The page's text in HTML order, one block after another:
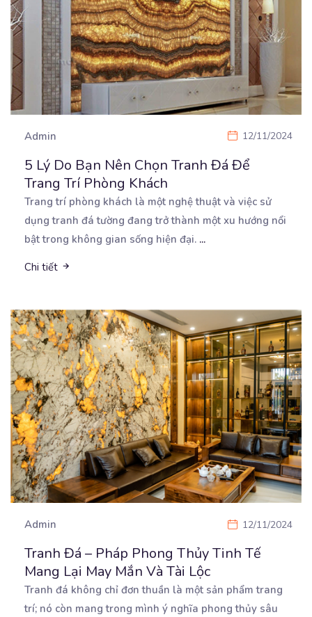
Admin 12/11/2024
5 Lý Do Bạn Nên Chọn Tranh Đá Để
Trang Trí Phòng Khách
Trang trí phòng khách là một nghệ thuật và việc sử
dụng tranh đá tường đang trở thành một xu hướng nổi
bật trong không gian sống hiện đại. ...
Chi tiết
Admin 12/11/2024
Tranh Đá – Pháp Phong Thủy Tinh Tế
Mang Lại May Mắn Và Tài Lộc
Tranh đá không chỉ đơn thuần là một sản phẩm trang
trí; nó còn mang trong mình ý nghĩa phongthủy sâu